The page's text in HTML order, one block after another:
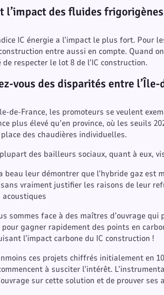
l’impact des fluides frigorigènes
IC énergie a l’impact le plus fort. Pour
entre aussi en compte. Quand
de respecter le lot 8 de l’IC construction.
vous des disparités entre
de-France, les promoteurs se veulent
plus élevé qu’en province, où les seuils
des chaudières individuelles.
des bailleurs sociaux, quant à eux,
beau leur démontrer que l’hybride gaz est
vraiment justifier les raisons de leur
acoustiques
sommes face à des maîtres d’ouvrage
gagner rapidement des points en
l’impact carbone du IC construction !
ces projets chiffrés initialement en
à susciter l’intérêt.
sur cette solution et de prouver ses